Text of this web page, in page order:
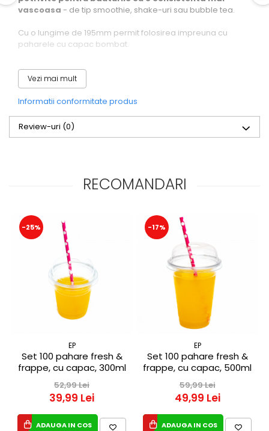
vascoasa - de tip smoothie, shake-uri sau bubble tea.
Cu o lungime de 195mm permit folosirea impreuna cu
paharele cu capac bombat.
Cauti paie pentru boba tea? In sfarsit le-ai gasit!
Diametru 1.2 cm si ambalate individual!
Vezi mai mult
Informatii conformitate produs
Review-uri (0)
RECOMANDARI
-25%
EP
Set 100 pahare fresh &
frappe, cu capac, 300ml
52,99 Lei
39,99 Lei
ADAUGA IN COS
-17%
EP
Set 100 pahare fresh &
frappe, cu capac, 500ml
59,99 Lei
49,99 Lei
ADAUGA IN COS